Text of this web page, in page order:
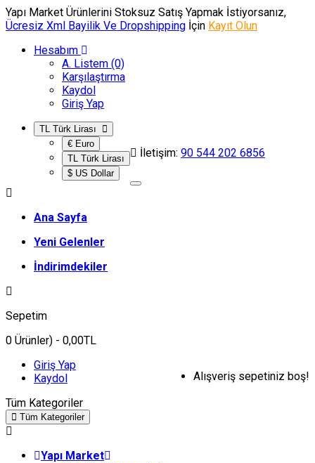
Yapı Market Ürünlerini Stoksuz Satış Yapmak İstiyorsanız,
Ücresiz Xml Bayilik Ve Dropshipping İçin Kayıt Olun
Hesabım
A. Listem (0)
Karşılaştırma
Kaydol
Giriş Yap
€ Euro
TL Türk Lirası
$ US Dollar
İletişim: 90 544 202 6856
Ana Sayfa
Yeni Gelenler
İndirimdekiler
Sepetim
0 Ürünler) - 0,00TL
Alışveriş sepetiniz boş!
Giriş Yap
Kaydol
Tüm Kategoriler
Tüm Kategoriler
Yapı Market